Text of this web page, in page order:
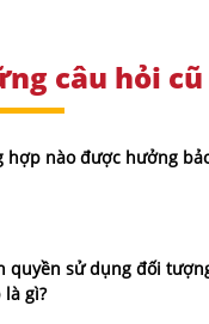
câu hỏi
hợp nào được hưởng
quyền sử dụng đối
gì?